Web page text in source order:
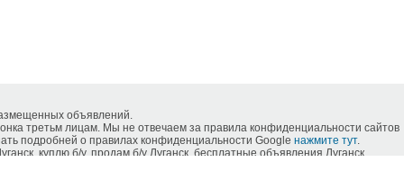
объявлений.
третьм лицам. Мы не отвечаем за правила конфиденциальности сайтов
подробней о правилах конфиденциальности Google нажмите тут.
куплю б/у, продам б/у Луганск, бесплатные объявления Луганск,